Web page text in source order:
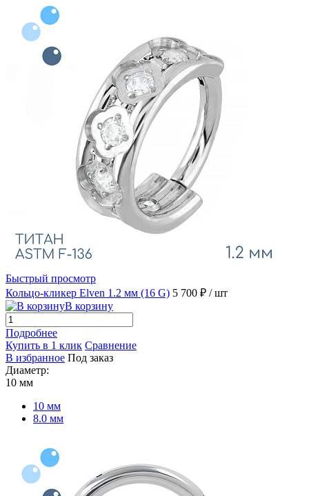
Быстрый просмотр
Кольцо-кликер Elven 1.2 мм (16 G) 5 700 ₽ / шт
В корзину
Подробнее
Купить в 1 клик Сравнение
В избранное Под заказ
Диаметр:
10 мм
10 мм
8.0 мм